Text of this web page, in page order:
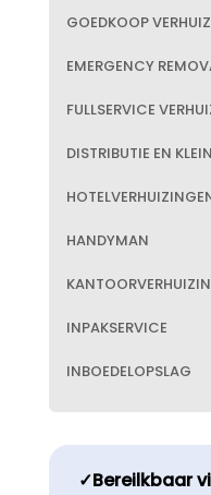
GOEDKOOP
EMERGENCY
FULLSERVICE
DISTRIBUTIE EN
HANDYMAN
INPAKSERVICE
INBOEDELOPSLAG
✓Bereilkbaar